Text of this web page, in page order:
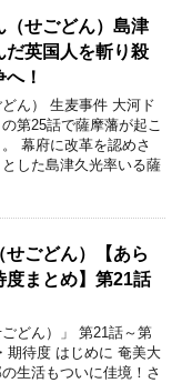
（せごどん）島津
だ英国人を斬り殺
！
ん） 生麦事件 大河ド
第25話で薩摩藩が起こ
幕府に改革を認めさ
した島津久光率いる薩
ごどん）【あら
度まとめ】第21話
どん）」 第21話～第
期待度 はじめに 奄美大
生活もついに佳境！さ